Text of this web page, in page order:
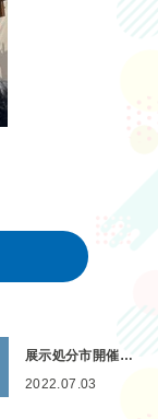
展示処分市開催…
2022.07.03